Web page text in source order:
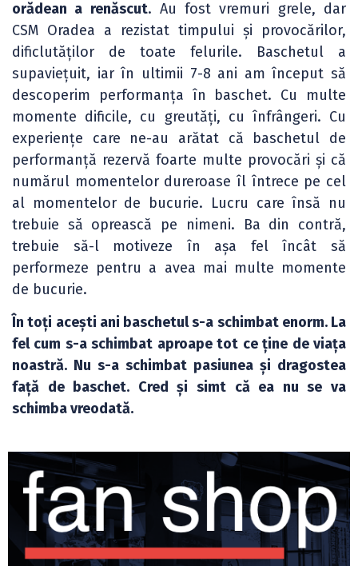
orădean a renăscut. Au fost vremuri grele, dar
CSM Oradea a rezistat timpului și provocărilor,
dificlutăților de toate felurile. Baschetul a
supaviețuit, iar în ultimii 7-8 ani am început să
descoperim performanța în baschet. Cu multe
momente dificile, cu greutăți, cu înfrângeri. Cu
experiențe care ne-au arătat că baschetul de
performanță rezervă foarte multe provocări și că
numărul momentelor dureroase îl întrece pe cel
al momentelor de bucurie. Lucru care însă nu
trebuie să oprească pe nimeni. Ba din contră,
trebuie să-l motiveze în așa fel încât să
performeze pentru a avea mai multe momente
de bucurie.
În toți acești ani baschetul s-a schimbat enorm. La
fel cum s-a schimbat aproape tot ce ține de viața
noastră. Nu s-a schimbat pasiunea și dragostea
față de baschet. Cred și simt că ea nu se va
schimba vreodată.